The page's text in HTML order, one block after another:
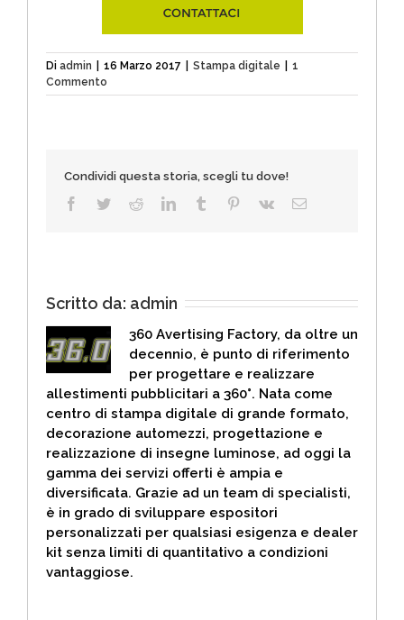
Di admin 16 Marzo 2017 Stampa digitale
1
Commento
Condividi questa storia, scegli tu dove!
Facebook
TwitterRedditLinkedInTumblr Pinterest
Vk Email
Scritto da: admin
360 Avertising Factory, da oltre un
decennio, è punto di riferimento
per progettare e realizzare
allestimenti pubblicitari a 360°. Nata come
centro di stampa digitale di grande formato,
decorazione automezzi, progettazione e
realizzazione di insegne luminose, ad oggi la
gamma dei servizi offerti è ampia e
diversificata. Grazie ad un team di specialisti,
è in grado di sviluppare espositori
personalizzati per qualsiasi esigenza e dealer
kit senza limiti di quantitativo a condizioni
vantaggiose.